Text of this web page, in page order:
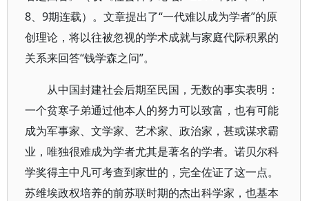
8、9期连载）。文章提出了“一代难以成为学者”的原
创理论，将以往被忽视的学术成就与家庭代际积累的
关系来回答“钱学森之问”。
从中国封建社会后期至民国，无数的事实表明：
一个贫寒子弟通过他本人的努力可以致富，也有可能
成为军事家、文学家、艺术家、政治家，甚或谋求霸
业，唯独很难成为学者尤其是著名的学者。诺贝尔科
学奖得主中凡可考查到家世的，完全佐证了这一点。
苏维埃政权培养的前苏联时期的杰出科学家，也基本